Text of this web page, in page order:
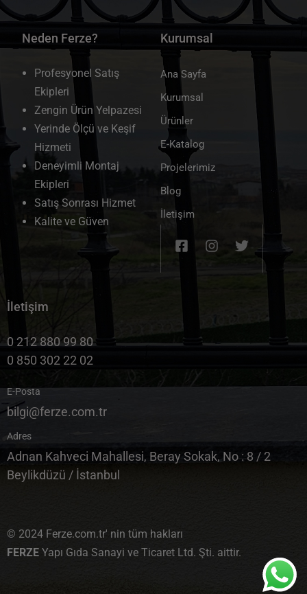
Neden Ferze?
Profesyonel Satış
Ekipleri
Zengin Ürün Yelpazesi
Yerinde Ölçü ve Keşif
Hizmeti
Deneyimli Montaj
Ekipleri
Satış Sonrası Hizmet
Kalite ve Güven
Kurumsal
Ana Sayfa
Kurumsal
Ürünler
E-Katalog
Projelerimiz
Blog
İletişim
İletişim
0 212 880 99 80
0 850 302 22 02
E-Posta
bilgi@ferze.com.tr
Adres
Adnan Kahveci Mahallesi, Beray Sokak, No : 8 / 2
Beylikdüzü / İstanbul
© 2024 Ferze.com.tr' nin tüm hakları
FERZE Yapı Gıda Sanayi ve Ticaret Ltd. Şti. aittir.